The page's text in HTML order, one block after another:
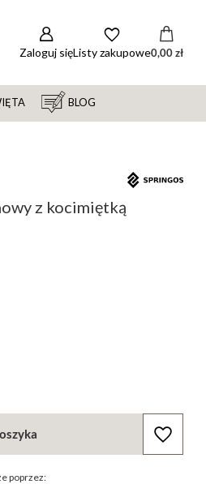
Zaloguj sięListy zakupowe0,00 zł
BLOG
z kocimiętką
poprzez: